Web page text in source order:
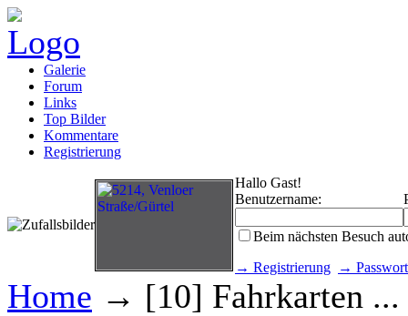
Galerie
Forum
Links
Top Bilder
Kommentare
Registrierung
Hallo Gast!
Benutzername:
Beim nächsten Besuch
→ Registrierung
→
Home → [10] Fahrkarten